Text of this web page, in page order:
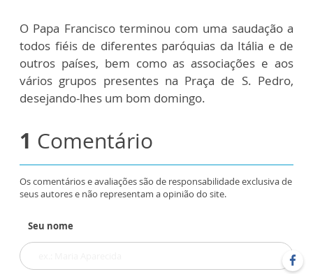
O Papa Francisco terminou com uma saudação a
todos fiéis de diferentes paróquias da Itália e de
outros países, bem como as associações e aos
vários grupos presentes na Praça de S. Pedro,
desejando-lhes um bom domingo.
1 Comentário
Os comentários e avaliações são de responsabilidade exclusiva de
seus autores e não representam a opinião do site.
Seu nome